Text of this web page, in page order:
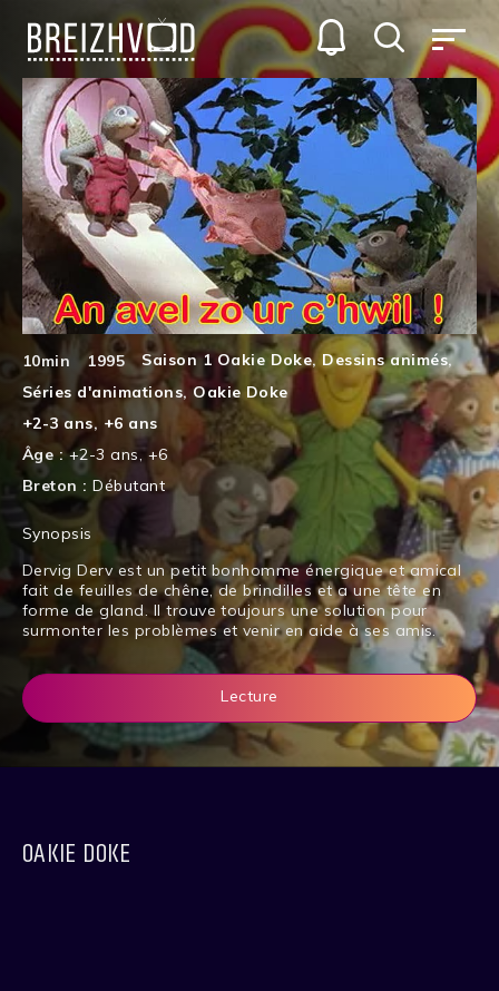
10min 1995 Saison 1 Oakie Doke, Dessins animés,
Séries d'animations,Oakie Doke
+2-3 ans, +6 ans
Âge :+2-3 ans,+6
Breton :Débutant
Synopsis
Dervig Derv est un petit bonhomme énergique et amical
fait de feuilles de chêne, de brindilles et a une tête en
forme de gland. Il trouve toujours une solution pour
surmonter les problèmes et venir en aide à ses amis.
Lecture
OAKIE DOKE